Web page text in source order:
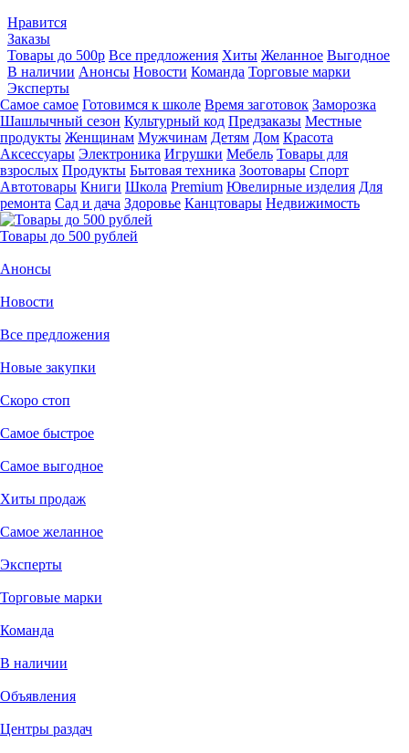
Нравится
Заказы
Товары до 500р Все предложения Хиты Желанное Выгодное
В наличии Анонсы Новости Команда Торговые марки
Эксперты
Самое самое Готовимся к школе Время заготовок Заморозка
Шашлычный сезон Культурный код Предзаказы Местные
продукты Женщинам Мужчинам Детям Дом Красота
Аксессуары Электроника Игрушки Мебель Товары для
взрослых Продукты Бытовая техника Зоотовары Спорт
Автотовары Книги Школа Premium Ювелирные изделия Для
ремонта Сад и дача Здоровье Канцтовары Недвижимость
Товары до 500 рублей
Анонсы
Новости
Все предложения
Новые закупки
Cкоро стоп
Самое быстрое
Самое выгодное
Хиты продаж
Самое желанное
Эксперты
Торговые марки
Команда
В наличии
Объявления
Центры раздач